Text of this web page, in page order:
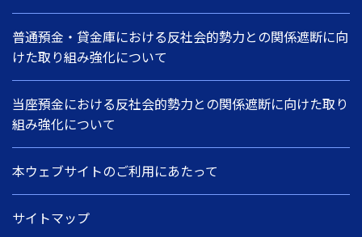
普通預金・貸金庫における反社会的勢力との関係遮断に向
けた取り組み強化について
当座預金における反社会的勢力との関係遮断に向けた取り
組み強化について
本ウェブサイトのご利用にあたって
サイトマップ